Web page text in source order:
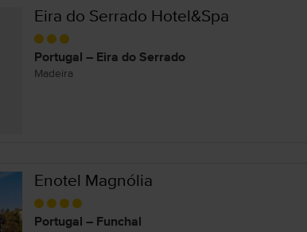
Eira do Serrado Hotel&Spa
Portugal – Eira do Serrado
Madeira
Enotel Magnólia
Portugal – Funchal